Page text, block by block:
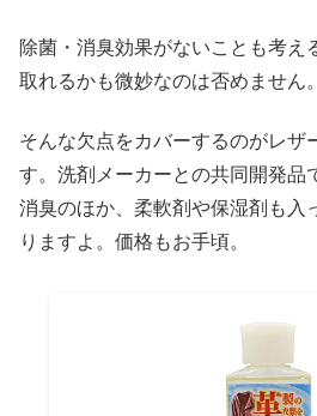
除菌・消臭効果がないことも考え
取れるかも微妙なのは否めません。
そんな欠点をカバーするのがレザ
す。洗剤メーカーとの共同開発品
消臭のほか、柔軟剤や保湿剤も入
りますよ。価格もお手頃。